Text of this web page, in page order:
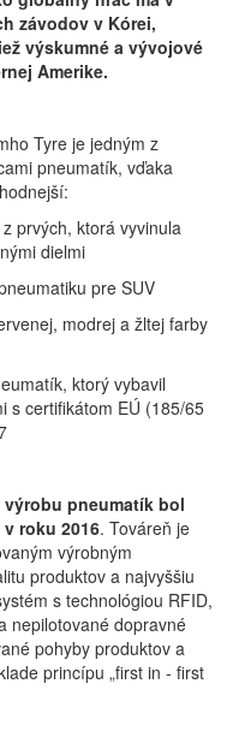
závodov v Kórei,
výskumné a vývojové
Amerike.
Tyre je jedným z
pneumatík, vďaka
prvých, ktorá vyvinula
dielmi
pre SUV
modrej a žltej farby
ktorý vybavil
s certifikátom EÚ (185/65
pneumatík bol
roku 2016. Továreň je
výrobným
produktov a najvyššiu
s technológiou RFID,
nepilotované dopravné
pohyby produktov a
princípu „first in - first